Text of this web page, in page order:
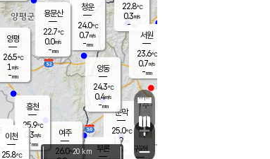
문막
25.0℃
1.9m/s
mm
부론
청운
24.0℃
0.7m/s
-mm
여주
26.0℃
양동
24.3℃
0.4m/s
-mm
흥천
25.9℃
0.3m/s
-mm
22.8℃
0.3m/s
- mm
귀래
서원
23.6℃
0.7m/s
-mm
용문산
22.7℃
0.0m/s
-mm
이천
25.8℃
양평
26.5℃
1 m/s
-mm
+
−
20 km